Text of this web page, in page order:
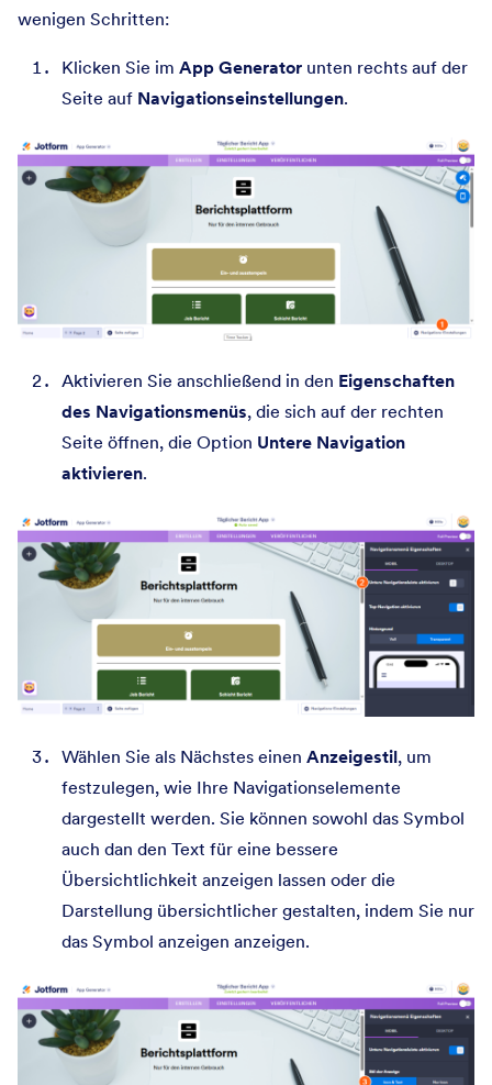
wenigen Schritten:
Klicken Sie im App Generator unten rechts auf der
Seite auf Navigationseinstellungen.
Aktivieren Sie anschließend in den Eigenschaften
des Navigationsmenüs, die sich auf der rechten
Seite öffnen, die Option Untere Navigation
aktivieren.
Wählen Sie als Nächstes einen Anzeigestil, um
festzulegen, wie Ihre Navigationselemente
dargestellt werden. Sie können sowohl das Symbol
auch dan den Text für eine bessere
Übersichtlichkeit anzeigen lassen oder die
Darstellung übersichtlicher gestalten, indem Sie nur
das Symbol anzeigen anzeigen.